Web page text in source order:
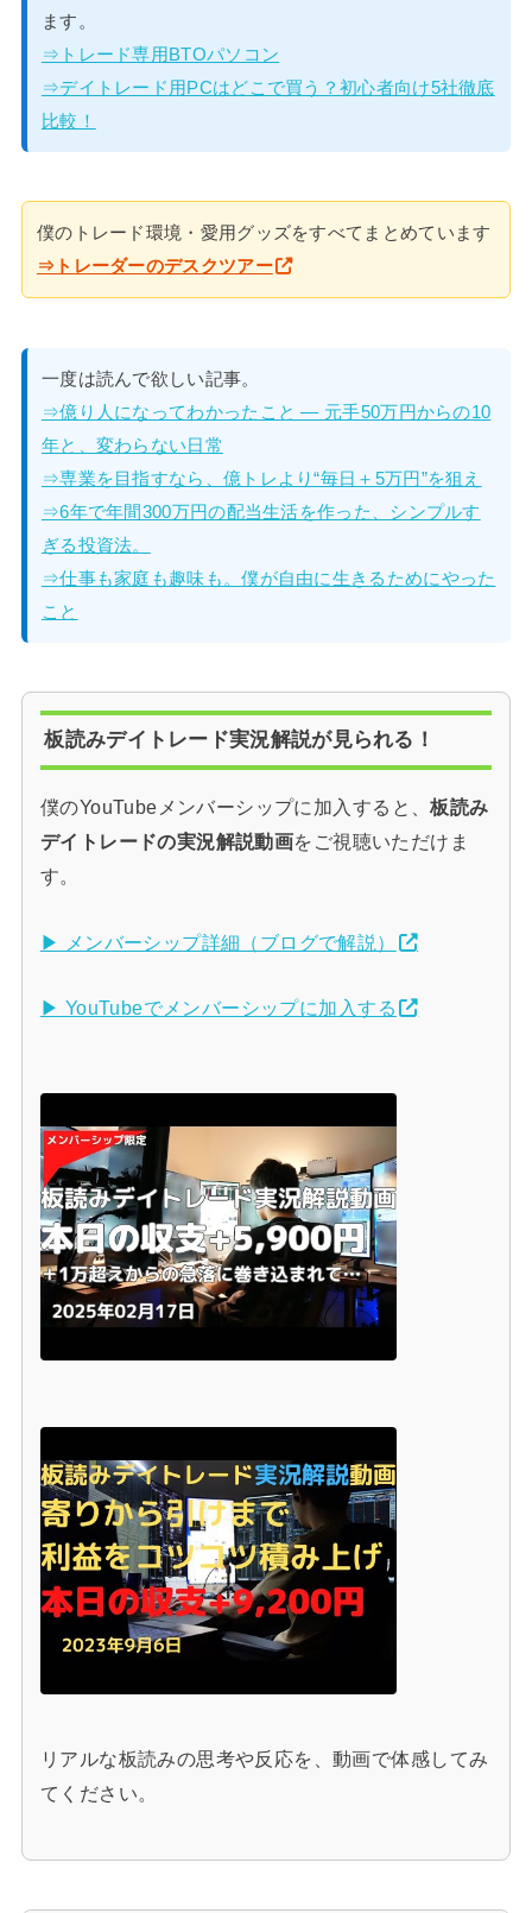
ます。
⇒トレード専用BTOパソコン
⇒デイトレード用PCはどこで買う？初心者向け5社徹底
比較！
僕のトレード環境・愛用グッズをすべてまとめています
⇒トレーダーのデスクツアー
一度は読んで欲しい記事。
⇒億り人になってわかったこと — 元手50万円からの10
年と、変わらない日常
⇒専業を目指すなら、億トレより“毎日＋5万円”を狙え
⇒6年で年間300万円の配当生活を作った、シンプルす
ぎる投資法。
⇒仕事も家庭も趣味も。僕が自由に生きるためにやった
こと
板読みデイトレード実況解説が見られる！
僕のYouTubeメンバーシップに加入すると、板読み
デイトレードの実況解説動画をご視聴いただけま
す。
▶ メンバーシップ詳細（ブログで解説）
▶ YouTubeでメンバーシップに加入する
リアルな板読みの思考や反応を、動画で体感してみ
てください。